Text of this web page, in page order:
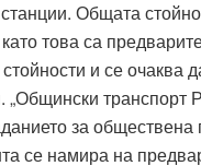
Общата
това са
и се очаква
„Общински транспорт
за обществена
се намира на